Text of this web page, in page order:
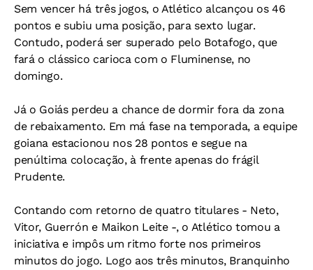
Sem vencer há três jogos, o Atlético alcançou os 46
pontos e subiu uma posição, para sexto lugar.
Contudo, poderá ser superado pelo Botafogo, que
fará o clássico carioca com o Fluminense, no
domingo.
Já o Goiás perdeu a chance de dormir fora da zona
de rebaixamento. Em má fase na temporada, a equipe
goiana estacionou nos 28 pontos e segue na
penúltima colocação, à frente apenas do frágil
Prudente.
Contando com retorno de quatro titulares - Neto,
Vitor, Guerrón e Maikon Leite -, o Atlético tomou a
iniciativa e impôs um ritmo forte nos primeiros
minutos do jogo. Logo aos três minutos, Branquinho